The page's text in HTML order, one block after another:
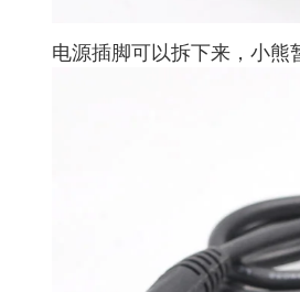
电源插脚可以拆下来，小熊